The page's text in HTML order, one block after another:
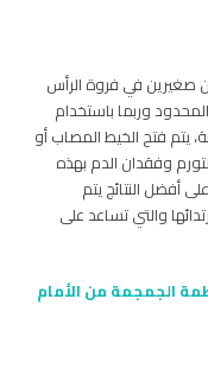
صغيرين في فروة الرأس
وربما باستخدام
يتم فتح الخيط المصاب أو
وفقدان الدم بهذه
أفضل النتائج يتم
والتي تساعد على
الجمجمة من الأمام